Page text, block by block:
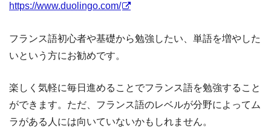
https://www.duolingo.com/
フランス語初心者や基礎から勉強したい、単語を増やした
いという方にお勧めです。
楽しく気軽に毎日進めることでフランス語を勉強すること
ができます。ただ、フランス語のレベルが分野によってム
ラがある人には向いていないかもしれません。